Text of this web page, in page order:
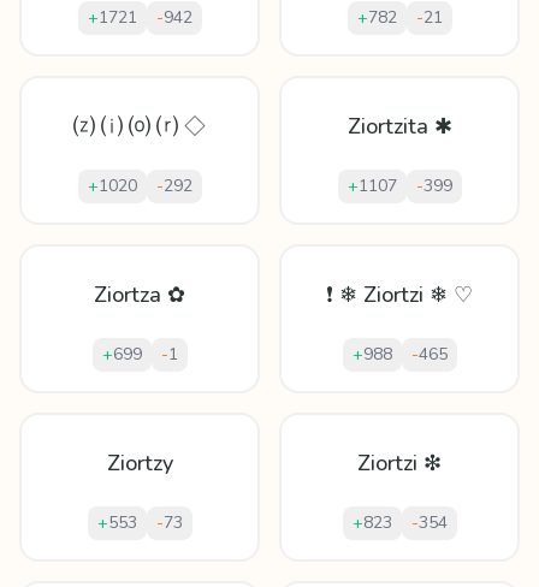
+1721 -942 +782 -21
⒵ ⒤ ⒪ ⒭ ◇
+1020 -292
Ziortzita ✱
+1107 -399
Ziortza ✿
+699 -1
❗ ❄ Ziortzi ❄ ♡
+988 -465
Ziortzy
+553 -73
Ziortzi ❇
+823 -354